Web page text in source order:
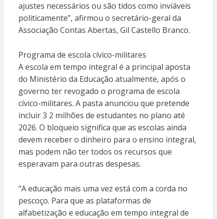
ajustes necessários ou são tidos como inviáveis
politicamente”, afirmou o secretário-geral da
Associação Contas Abertas, Gil Castello Branco.
Programa de escola cívico-militares
A escola em tempo integral é a principal aposta
do Ministério da Educação atualmente, após o
governo ter revogado o programa de escola
cívico-militares. A pasta anunciou que pretende
incluir 3 2 milhões de estudantes no plano até
2026. O bloqueio significa que as escolas ainda
devem receber o dinheiro para o ensino integral,
mas podem não ter todos os recursos que
esperavam para outras despesas.
“A educação mais uma vez está com a corda no
pescoço. Para que as plataformas de
alfabetização e educação em tempo integral de